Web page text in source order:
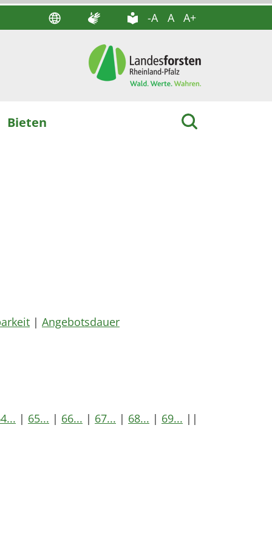
-A A A+
Bieten
| Angebotsdauer
| 65... | 66... | 67... | 68... | 69... ||